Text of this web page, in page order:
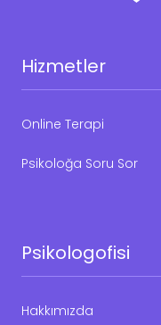
Hizmetler
Online Terapi
Psikoloğa Soru Sor
Psikologofisi
Hakkımızda